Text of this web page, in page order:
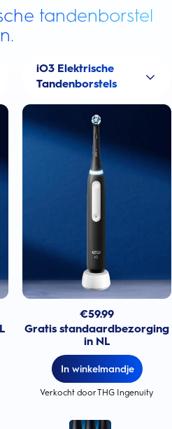
tandenborstel
iO3 Elektrische
Tandenborstels
€59.99
Gratis standaardbezorging
in NL
In winkelmandje
Verkocht door THG Ingenuity